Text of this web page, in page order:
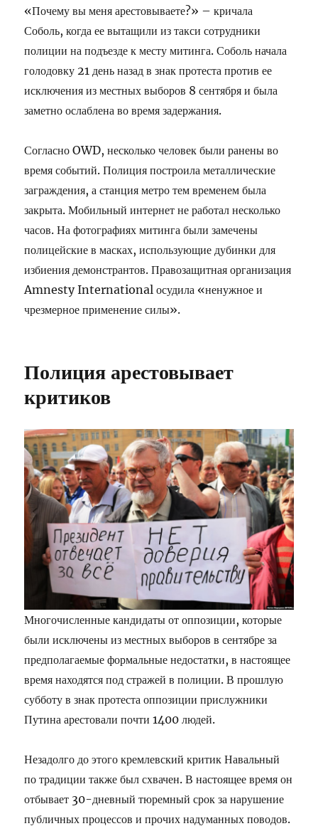
«Почему вы меня арестовываете?» – кричала
Соболь, когда ее вытащили из такси сотрудники
полиции на подъезде к месту митинга. Соболь начала
голодовку 21 день назад в знак протеста против ее
исключения из местных выборов 8 сентября и была
заметно ослаблена во время задержания.
Согласно OWD, несколько человек были ранены во
время событий. Полиция построила металлические
заграждения, а станция метро тем временем была
закрыта. Мобильный интернет не работал несколько
часов. На фотографиях митинга были замечены
полицейские в масках, использующие дубинки для
избиения демонстрантов. Правозащитная организация
Amnesty International осудила «ненужное и
чрезмерное применение силы».
Полиция арестовывает
критиков
Многочисленные кандидаты от оппозиции, которые
были исключены из местных выборов в сентябре за
предполагаемые формальные недостатки, в настоящее
время находятся под стражей в полиции. В прошлую
субботу в знак протеста оппозиции прислужники
Путина арестовали почти 1400 людей.
Незадолго до этого кремлевский критик Навальный
по традиции также был схвачен. В настоящее время он
отбывает 30-дневный тюремный срок за нарушение
публичных процессов и прочих надуманных поводов.